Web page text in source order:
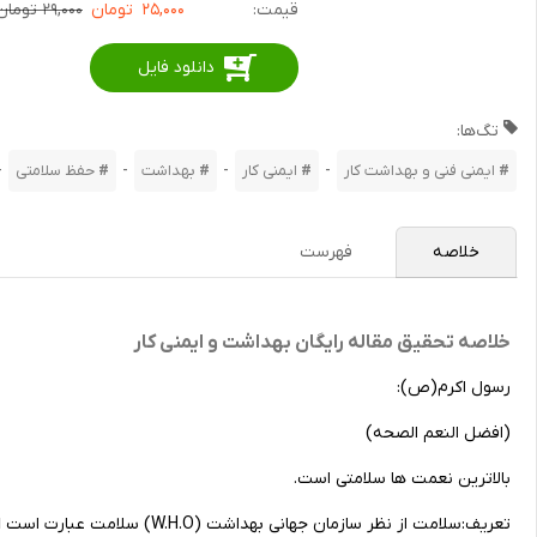
قیمت: ۲۵,۰۰۰ تومان ۲۹,۰۰۰ تومان
دانلود فایل
تگ‌ها:
ایمنی‌ فنی‌ و بهداشت‌ کار - ایمنی‌ کار - بهداشت - حفظ سلامتی
خلاصه فهرست
خلاصه تحقیق مقاله رایگان بهداشت و ایمنی کار
رسول اکرم(ص):
(افضل النعم الصحه)
بالاترین نعمت ها سلامتی است.
تعریف:سلامت از نظر سازمان جهانی بهداشت (W.H.O) سلامت عبارت است از: